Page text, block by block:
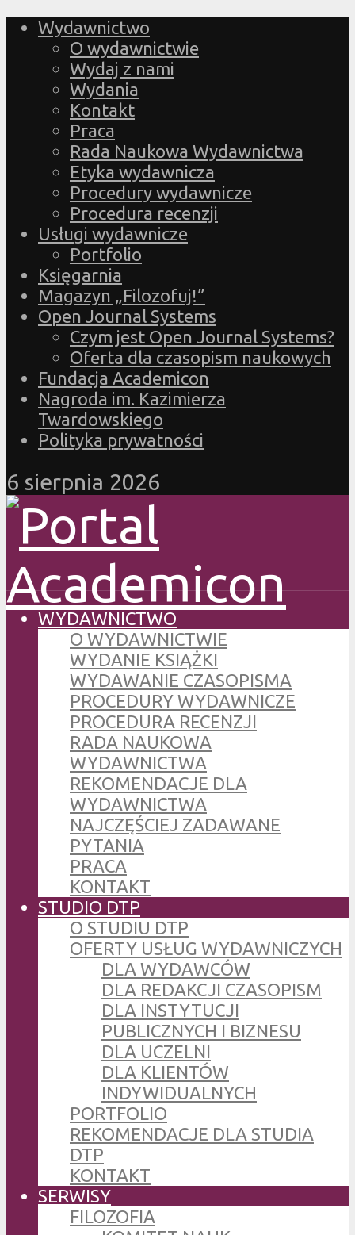
Wydawnictwo
O wydawnictwie
Wydaj z nami
Wydania
Kontakt
Praca
Rada Naukowa Wydawnictwa
Etyka wydawnicza
Procedury wydawnicze
Procedura recenzji
Usługi wydawnicze
Portfolio
Księgarnia
Magazyn „Filozofuj!”
Open Journal Systems
Czym jest Open Journal Systems?
Oferta dla czasopism naukowych
Fundacja Academicon
Nagroda im. Kazimierza
Twardowskiego
Polityka prywatności
6 sierpnia 2026
WYDAWNICTWO
O WYDAWNICTWIE
WYDANIE KSIĄŻKI
WYDAWANIE CZASOPISMA
PROCEDURY WYDAWNICZE
PROCEDURA RECENZJI
RADA NAUKOWA
WYDAWNICTWA
REKOMENDACJE DLA
WYDAWNICTWA
NAJCZĘŚCIEJ ZADAWANE
PYTANIA
PRACA
KONTAKT
STUDIO DTP
O STUDIU DTP
OFERTY USŁUG WYDAWNICZYCH
DLA WYDAWCÓW
DLA REDAKCJI CZASOPISM
DLA INSTYTUCJI
PUBLICZNYCH I BIZNESU
DLA UCZELNI
DLA KLIENTÓW
INDYWIDUALNYCH
PORTFOLIO
REKOMENDACJE DLA STUDIA
DTP
KONTAKT
SERWISY
FILOZOFIA